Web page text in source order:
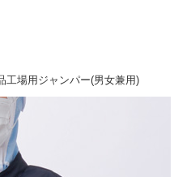
工場用ジャンパー(男女兼用)